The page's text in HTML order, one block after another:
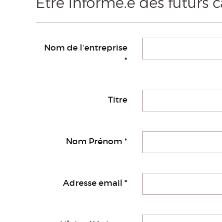
Nom de l'entreprise
*
Titre
Nom Prénom *
Adresse email *